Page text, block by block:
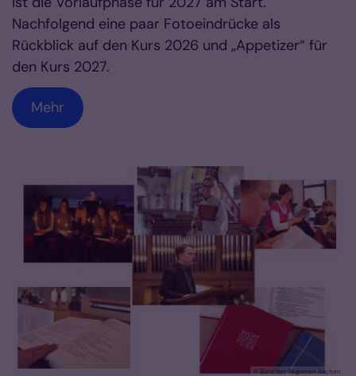
Nachfolgend eine paar Fotoeindrücke als
Rückblick auf den Kurs 2026 und „Appetizer“ für
den Kurs 2027.
Mehr
© Büro der Regionen Aachen